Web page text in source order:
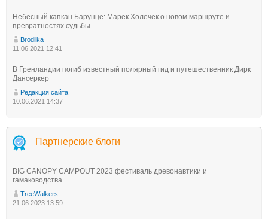
Небесный капкан Барунце: Марек Холечек о новом маршруте и
превратностях судьбы
Brodilka
11.06.2021 12:41
В Гренландии погиб известный полярный гид и путешественник Дирк
Дансеркер
Редакция сайта
10.06.2021 14:37
Партнерские блоги
BIG CANOPY CAMPOUT 2023 фестиваль древонавтики и
гамаководства
TreeWalkers
21.06.2023 13:59